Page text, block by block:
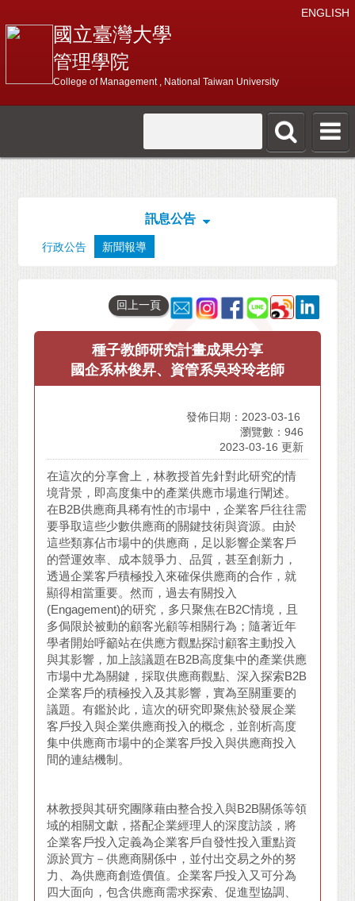
ENGLISH
國立臺灣大學
管理學院
College of Management , National Taiwan University
訊息公告
行政公告 新聞報導
回上一頁
種子教師研究計畫成果分享
國企系林俊昇、資管系吳玲玲老師
發佈日期：2023-03-16
瀏覽數：946
2023-03-16 更新
在這次的分享會上，林教授首先針對此研究的情
境背景，即高度集中的產業供應市場進行闡述。
在B2B供應商具稀有性的市場中，企業客戶往往需
要爭取這些少數供應商的關鍵技術與資源。由於
這些類寡佔市場中的供應商，足以影響企業客戶
的營運效率、成本競爭力、品質，甚至創新力，
透過企業客戶積極投入來確保供應商的合作，就
顯得相當重要。然而，過去有關投入
(Engagement)的研究，多只聚焦在B2C情境，且
多侷限於被動的顧客光顧等相關行為；隨著近年
學者開始呼籲站在供應方觀點探討顧客主動投入
與其影響，加上該議題在B2B高度集中的產業供應
市場中尤為關鍵，採取供應商觀點、深入探索B2B
企業客戶的積極投入及其影響，實為至關重要的
議題。有鑑於此，這次的研究即聚焦於發展企業
客戶投入與企業供應商投入的概念，並剖析高度
集中供應商市場中的企業客戶投入與供應商投入
間的連結機制。
林教授與其研究團隊藉由整合投入與B2B關係等領
域的相關文獻，搭配企業經理人的深度訪談，將
企業客戶投入定義為企業客戶自發性投入重點資
源於買方－供應商關係中，並付出交易之外的努
力、為供應商創造價值。企業客戶投入又可分為
四大面向，包含供應商需求探索、促進型協調、